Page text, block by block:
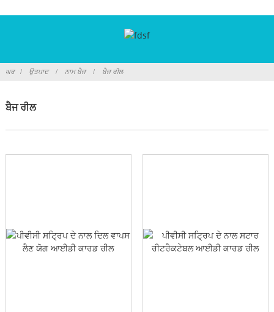
ਘਰ ਉਤਪਾਦ ਨਾਮ ਬੈਜ ਬੈਜ ਰੀਲ
ਬੈਜ ਰੀਲ